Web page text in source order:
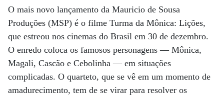
O mais novo lançamento da Mauricio de Sousa
Produções (MSP) é o filme Turma da Mônica: Lições,
que estreou nos cinemas do Brasil em 30 de dezembro.
O enredo coloca os famosos personagens — Mônica,
Magali, Cascão e Cebolinha — em situações
complicadas. O quarteto, que se vê em um momento de
amadurecimento, tem de se virar para resolver os